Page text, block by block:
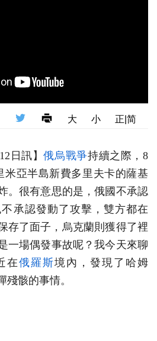
大 小 正|简
日訊】俄烏戰爭持續之際，8
米亞半島新費多里夫卡的薩基
。很有意思的是，俄國不承認
承認發動了攻擊，雙方都在
存了面子，烏克蘭則獲得了裡
一場偶發事故呢？我今天來聊
在俄羅斯境內，發現了哈姆
殘骸的事情。